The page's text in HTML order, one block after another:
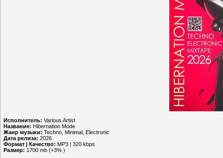
Исполнитель: Various Artist
Название: Hibernation Mode
Жанр музыки: Techno, Minimal, Electronic
Дата релиза: 2026
Формат | Качество: MP3 | 320 kbps
Размер: 1700 mb (+3% )